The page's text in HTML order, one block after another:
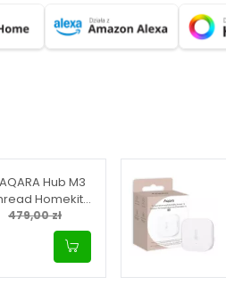
Hub M3
Homekit
G01D)
Normalna cena
479,00 zł